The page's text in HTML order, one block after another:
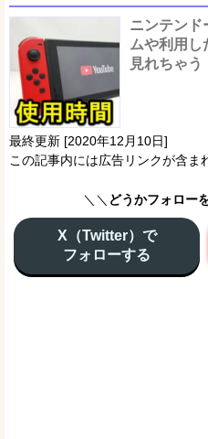
ニンテンド
ムや利用し
見れちゃう
最終更新 [2020年12月10日]
この記事内には広告リンクが含ま
＼＼ どうかフォロー
X（Twitter）で
フォローする